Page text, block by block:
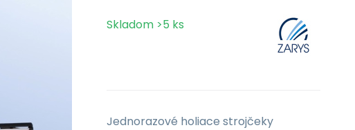
Skladom >5 ks
Jednorazové holiace strojčeky